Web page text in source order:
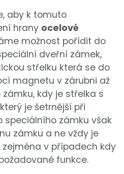
aby k tomuto
hrany ocelové
možnost pořídit do
dveřní zámek,
střelku která se do
magnetu v zárubni až
kdy je střelka s
je šetrnější při
speciálního zámku však
zámku a ne vždy je
v případech kdy
funkce.